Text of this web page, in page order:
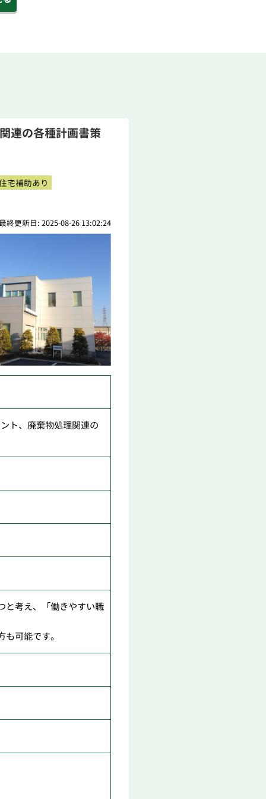
連の各種計画書策
宅補助あり
終更新日: 2025-08-26 13:02:24
ト、廃棄物処理関連の
と考え、「働きやすい職
可能です。